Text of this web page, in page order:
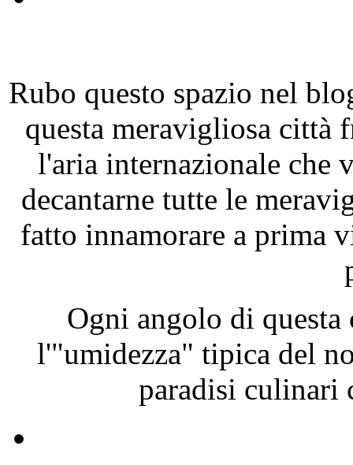
Rubo questo spazio nel
questa meravigliosa città
l'aria internazionale che
decantarne tutte le
fatto innamorare a prima
Ogni angolo di
l'"umidezza" tipica del
paradisi culinari